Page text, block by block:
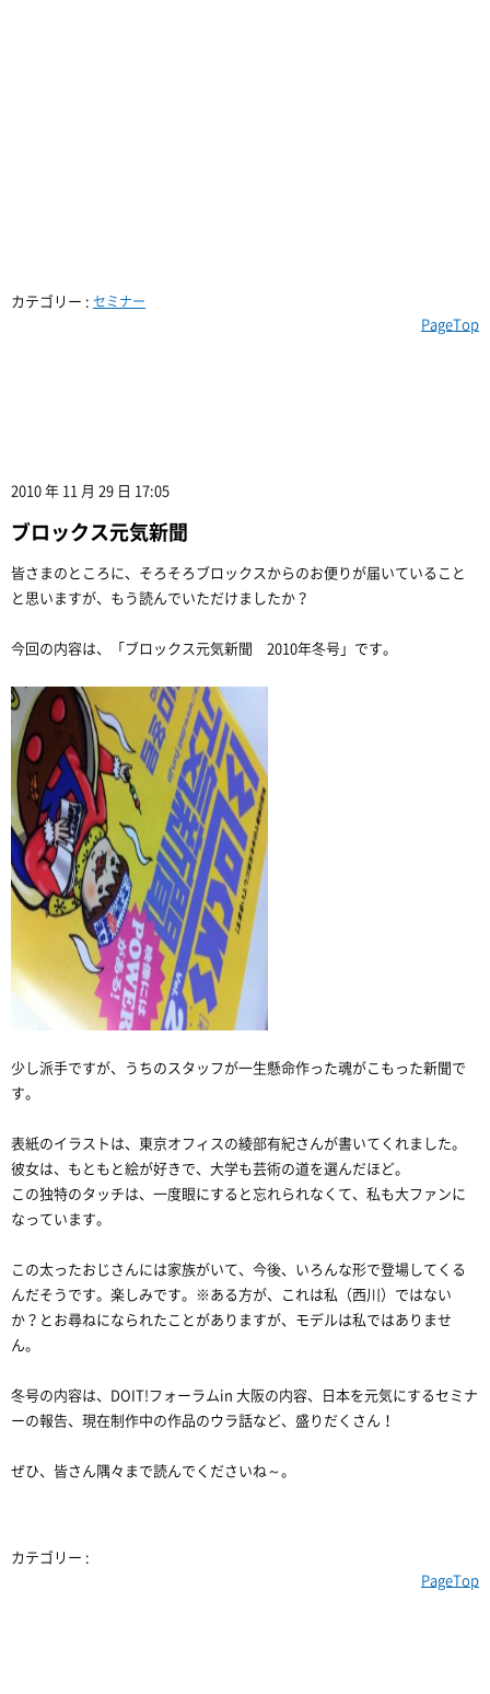
カテゴリー : セミナー
PageTop
2010 年 11 月 29 日 17:05
ブロックス元気新聞
皆さまのところに、そろそろブロックスからのお便りが届いていること
と思いますが、もう読んでいただけましたか？
今回の内容は、「ブロックス元気新聞 2010年冬号」です。
少し派手ですが、うちのスタッフが一生懸命作った魂がこもった新聞で
す。
表紙のイラストは、東京オフィスの綾部有紀さんが書いてくれました。
彼女は、もともと絵が好きで、大学も芸術の道を選んだほど。
この独特のタッチは、一度眼にすると忘れられなくて、私も大ファンに
なっています。
この太ったおじさんには家族がいて、今後、いろんな形で登場してくる
んだそうです。楽しみです。※ある方が、これは私（西川）ではない
か？とお尋ねになられたことがありますが、モデルは私ではありませ
ん。
冬号の内容は、DOIT!フォーラムin 大阪の内容、日本を元気にするセミナ
ーの報告、現在制作中の作品のウラ話など、盛りだくさん！
ぜひ、皆さん隅々まで読んでくださいね～。
カテゴリー :
PageTop